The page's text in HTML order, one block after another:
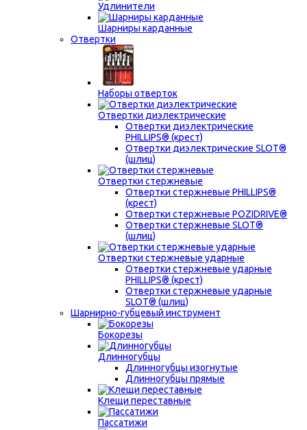
Удлинители
Шарниры карданные
Отвертки
Наборы отверток
Отвертки диэлектрические
Отвертки диэлектрические
PHILLIPS® (крест)
Отвертки диэлектрические SLOT®
(шлиц)
Отвертки стержневые
Отвертки стержневые PHILLIPS®
(крест)
Отвертки стержневые POZIDRIVE®
Отвертки стержневые SLOT®
(шлиц)
Отвертки стержневые ударные
Отвертки стержневые ударные
PHILLIPS® (крест)
Отвертки стержневые ударные
SLOT® (шлиц)
Шарнирно-губцевый инструмент
Бокорезы
Длинногубцы
Длинногубцы изогнутые
Длинногубцы прямые
Клещи переставные
Пассатижи